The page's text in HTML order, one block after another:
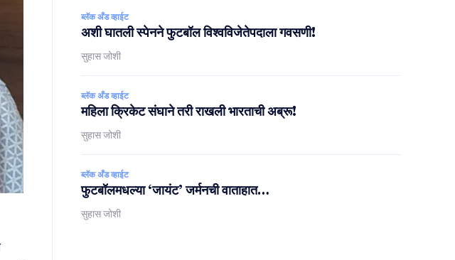
ब्लॅक अँड व्हाईट
अशी घातली स्पेनने फुटबॉल विश्वविजेतेपदाला गवसणी!
सुहास जोशी
ब्लॅक अँड व्हाईट
महिला क्रिकेट संघाने तरी राखली भारताची अब्रू!
सुहास जोशी
ब्लॅक अँड व्हाईट
फुटबॉलमधल्या ‘जायंट’ जर्मनची वाताहात…
सुहास जोशी